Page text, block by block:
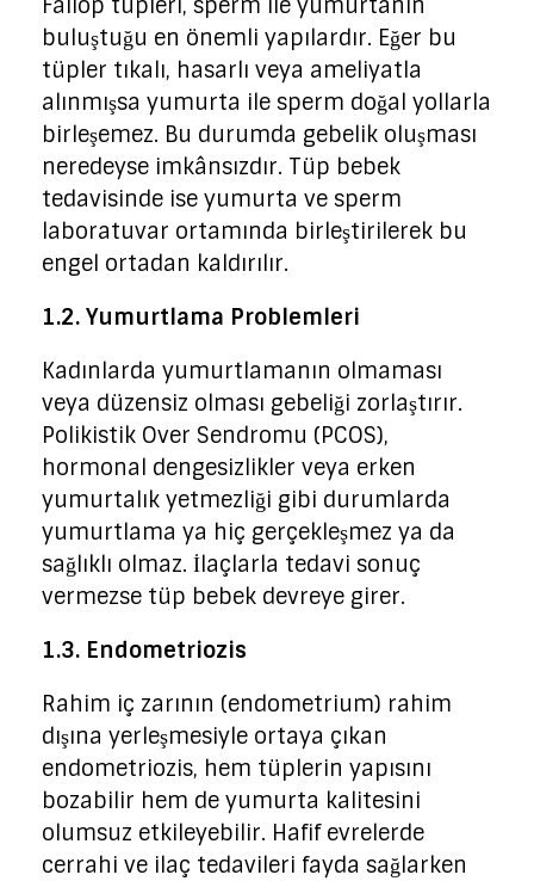
Fallop tüpleri, sperm ile yumurtanın
buluştuğu en önemli yapılardır. Eğer bu
tüpler tıkalı, hasarlı veya ameliyatla
alınmışsa yumurta ile sperm doğal yollarla
birleşemez. Bu durumda gebelik oluşması
neredeyse imkânsızdır. Tüp bebek
tedavisinde ise yumurta ve sperm
laboratuvar ortamında birleştirilerek bu
engel ortadan kaldırılır.
1.2. Yumurtlama Problemleri
Kadınlarda yumurtlamanın olmaması
veya düzensiz olması gebeliği zorlaştırır.
Polikistik Over Sendromu (PCOS),
hormonal dengesizlikler veya erken
yumurtalık yetmezliği gibi durumlarda
yumurtlama ya hiç gerçekleşmez ya da
sağlıklı olmaz. İlaçlarla tedavi sonuç
vermezse tüp bebek devreye girer.
1.3. Endometriozis
Rahim iç zarının (endometrium) rahim
dışına yerleşmesiyle ortaya çıkan
endometriozis, hem tüplerin yapısını
bozabilir hem de yumurta kalitesini
olumsuz etkileyebilir. Hafif evrelerde
cerrahi ve ilaç tedavileri fayda sağlarken